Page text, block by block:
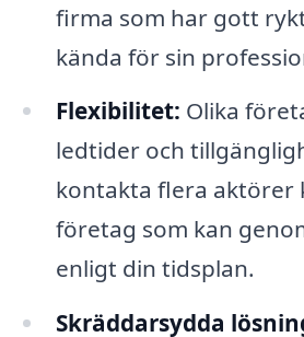
firma som har gott
kända för sin
Flexibilitet: Olika
ledtider och
kontakta flera aktörer
företag som kan
enligt din tidsplan.
Skräddarsydda